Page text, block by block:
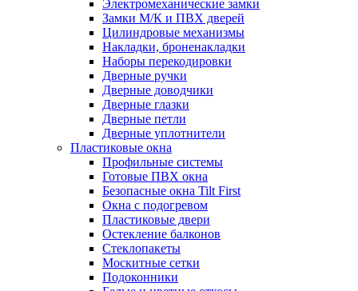
Электромеханические замки
Замки М/К и ПВХ дверей
Цилиндровые механизмы
Накладки, броненакладки
Наборы перекодировки
Дверные ручки
Дверные доводчики
Дверные глазки
Дверные петли
Дверные уплотнители
Пластиковые окна
Профильные системы
Готовые ПВХ окна
Безопасные окна Tilt First
Окна с подогревом
Пластиковые двери
Остекление балконов
Стеклопакеты
Москитные сетки
Подоконники